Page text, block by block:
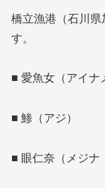
橋立漁港（石川
す。
■ 愛魚女（アイナ
■ 鯵（アジ）
■ 眼仁奈（メジナ